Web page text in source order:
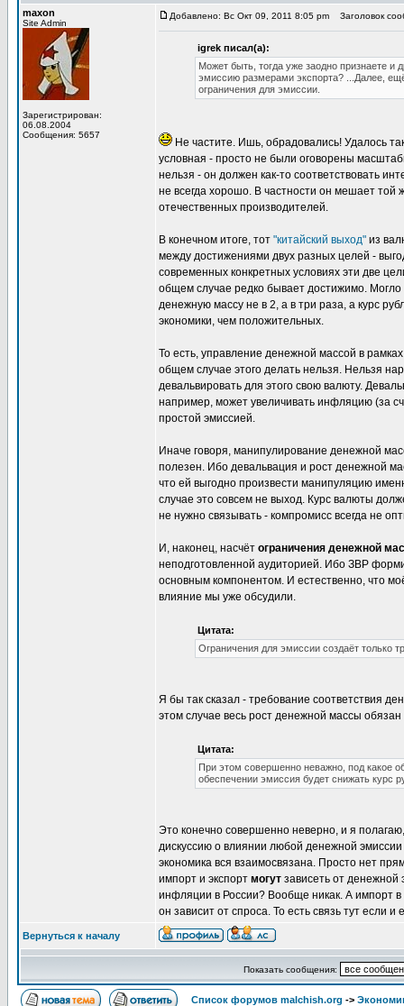
maxon
Site Admin
Зарегистрирован:
06.08.2004
Сообщения: 5657
Добавлено: Вс Окт 09, 2011 8:05 pm Заголовок
igrek писал(а):
Может быть, тогда уже заодно признаете
эмиссию размерами экспорта? ...Далее,
ограничения для эмиссии.
Не частите. Ишь, обрадовались! Удалось
условная - просто не были оговорены
нельзя - он должен как-то соответствовать
не всегда хорошо. В частности он мешает
отечественных производителей.
В конечном итоге, тот "китайский выход" из
между достижениями двух разных целей -
современных конкретных условиях эти две
общем случае редко бывает достижимо. Могло
денежную массу не в 2, а в три раза, а курс
экономики, чем положительных.
То есть, управление денежной массой в
общем случае этого делать нельзя. Нельзя
девальвировать для этого свою валюту.
например, может увеличивать инфляцию (за
простой эмиссией.
Иначе говоря, манипулирование денежной
полезен. Ибо девальвация и рост денежной
что ей выгодно произвести манипуляцию
случае это совсем не выход. Курс валюты
не нужно связывать - компромисс всегда не
И, наконец, насчёт ограничения денежной
неподготовленной аудиторией. Ибо ЗВР
основным компонентом. И естественно, что
влияние мы уже обсудили.
Цитата:
Ограничения для эмиссии создаёт только
Я бы так сказал - требование соответствия
этом случае весь рост денежной массы
Цитата:
При этом совершенно неважно, под какое
обеспечении эмиссия будет снижать курс
Это конечно совершенно неверно, и я
дискуссию о влиянии любой денежной
экономика вся взаимосвязана. Просто нет
импорт и экспорт могут зависеть от денежной
инфляции в России? Вообще никак. А импорт
он зависит от спроса. То есть связь тут если и
Вернуться к началу
Показать сообщения:
Список форумов malchish.org ->